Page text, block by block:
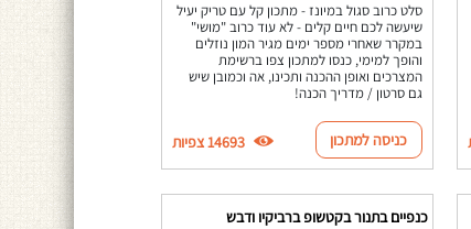
סלט כרוב סגול במיונז - מתכון קל עם טריק יעיל
שיעשה לכם חיים קלים - לא עוד כרוב "מושי"
במקרר שאחרי מספר ימים מגיר המון נוזלים
והופך למימי, כנסו למתכון צפו ברשימת
המצרכים ואופן ההכנה ותכינו, אה וכמובן שיש
גם סרטון / מדריך הכנה!
כניסה למתכון 14693 צפיות
כנפיים בתנור בקטשופ ברביקיו ודבש